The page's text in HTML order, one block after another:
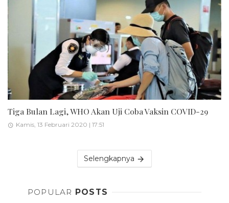
Tiga Bulan Lagi, WHO Akan Uji Coba Vaksin COVID-29
Kamis, 13 Februari 2020 | 17:51
Selengkapnya
POPULAR POSTS